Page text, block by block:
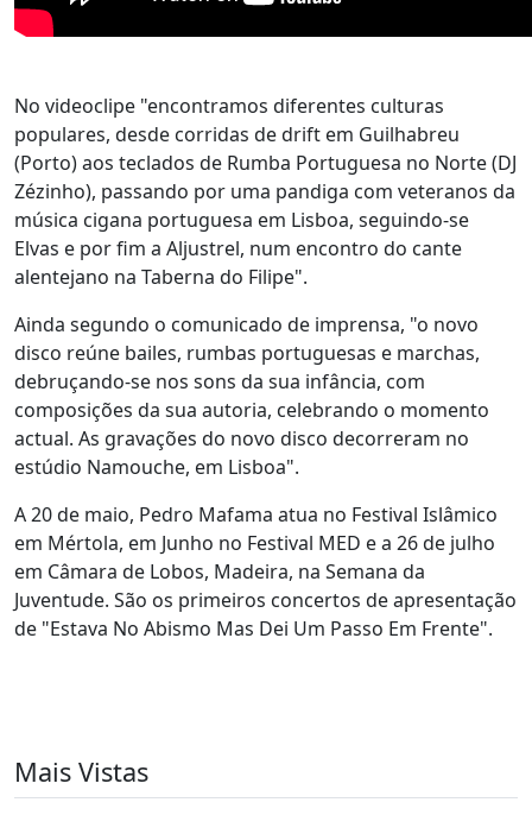
No videoclipe "encontramos diferentes culturas
populares, desde corridas de drift em Guilhabreu
(Porto) aos teclados de Rumba Portuguesa no Norte (DJ
Zézinho), passando por uma pandiga com veteranos da
música cigana portuguesa em Lisboa, seguindo-se
Elvas e por fim a Aljustrel, num encontro do cante
alentejano na Taberna do Filipe".
Ainda segundo o comunicado de imprensa, "o novo
disco reúne bailes, rumbas portuguesas e marchas,
debruçando-se nos sons da sua infância, com
composições da sua autoria, celebrando o momento
actual. As gravações do novo disco decorreram no
estúdio Namouche, em Lisboa".
A 20 de maio, Pedro Mafama atua no Festival Islâmico
em Mértola, em Junho no Festival MED e a 26 de julho
em Câmara de Lobos, Madeira, na Semana da
Juventude. São os primeiros concertos de apresentação
de "Estava No Abismo Mas Dei Um Passo Em Frente".
Mais Vistas